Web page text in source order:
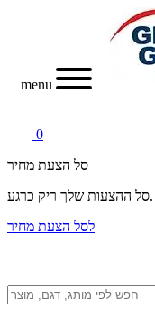
menu
0
סל הצעת מחיר
סל ההצעות שלך ריק כרגע.
לסל הצעת מחיר